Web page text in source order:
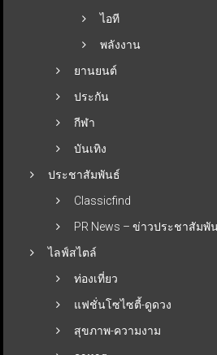
ไอที
พลังงาน
ยานยนต์
ประกัน
กีฬา
บันเทิง
ประชาสัมพันธ์
Classicfind
PR News – ข่าวประชาสัมพั
ไลฟ์สไตล์
ท่องเที่ยว
แฟชั่นโซไซตี้-ดูดวง
สุขภาพ-ความงาม